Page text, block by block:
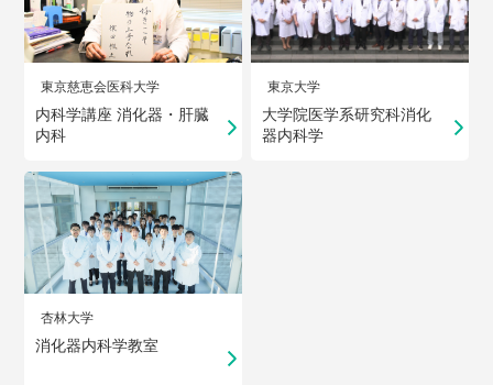
東京慈恵会医科大学
内科学講座 消化器・肝臓
内科
東京大学
大学院医学系研究科消化
器内科学
杏林大学
消化器内科学教室